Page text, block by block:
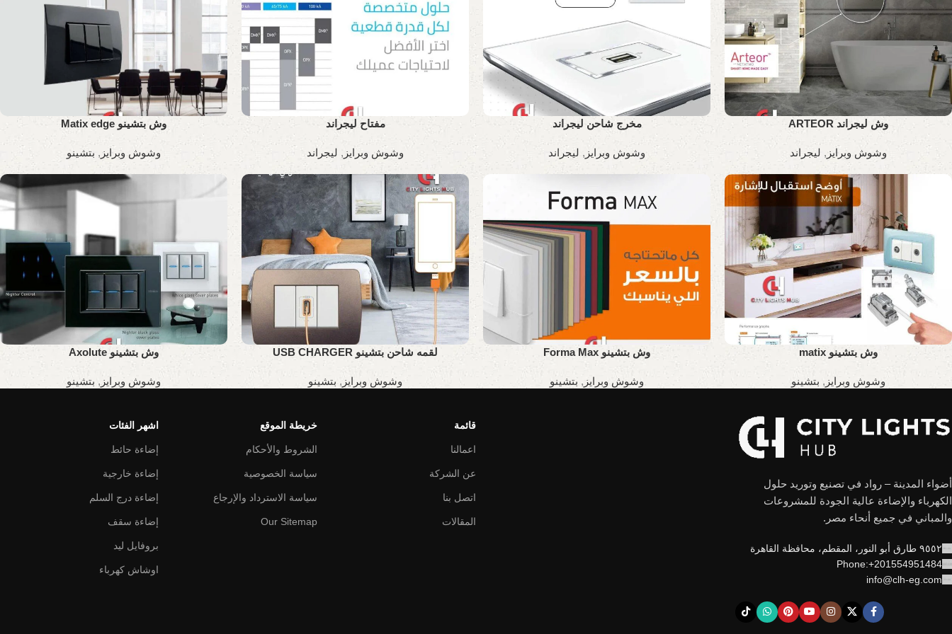
وش ليجراند ARTEOR
وشوش وبرايز , ليجراند
مخرج شاحن ليجراند
وشوش وبرايز , ليجراند
مفتاح ليجراند
وشوش وبرايز , ليجراند
وش بتشينو Matix edge
وشوش وبرايز , بتشينو
وش بتشينو matix
وشوش وبرايز , بتشينو
وش بتشينو Forma Max
وشوش وبرايز , بتشينو
لقمه شاحن بتشينو USB CHARGER
وشوش وبرايز , بتشينو
وش بتشينو Axolute
وشوش وبرايز , بتشينو
أضواء المدينة – رواد في تصنيع وتوريد حلول
الكهرباء والإضاءة عالية الجودة للمشروعات
والمباني في جميع أنحاء مصر.
٩٥٥٢ طارق أبو النور، المقطم، محافظة القاهرة
Phone:+201554951484
info@clh-eg.com
قائمة
اعمالنا
عن الشركة
اتصل بنا
المقالات
خريطة الموقع
الشروط والأحكام
سياسة الخصوصية
سياسة الاسترداد والإرجاع
Our Sitemap
اشهر الفئات
إضاءة حائط
إضاءة خارجية
إضاءة درج السلم
إضاءة سقف
بروفايل ليد
اوشاش كهرباء